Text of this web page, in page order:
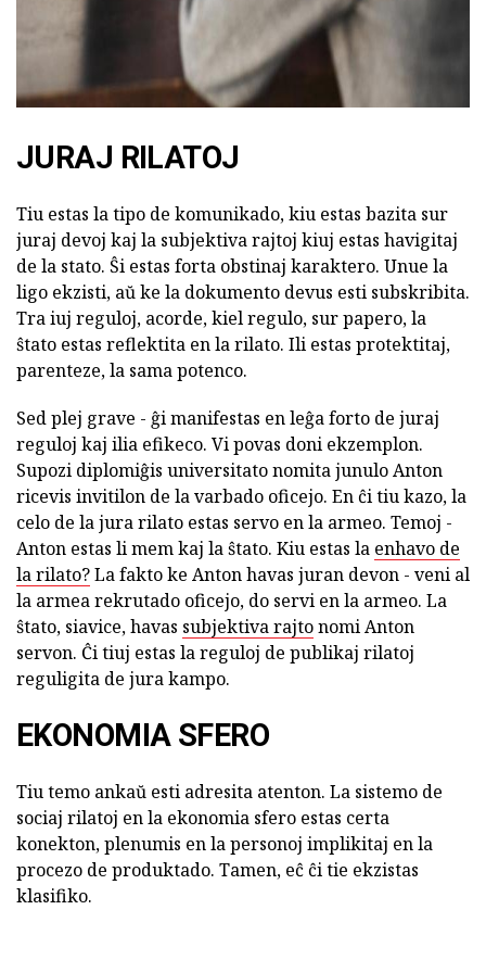
JURAJ RILATOJ
Tiu estas la tipo de komunikado, kiu estas bazita sur
juraj devoj kaj la subjektiva rajtoj kiuj estas havigitaj
de la stato. Ŝi estas forta obstinaj karaktero. Unue la
ligo ekzisti, aŭ ke la dokumento devus esti subskribita.
Tra iuj reguloj, acorde, kiel regulo, sur papero, la
ŝtato estas reflektita en la rilato. Ili estas protektitaj,
parenteze, la sama potenco.
Sed plej grave - ĝi manifestas en leĝa forto de juraj
reguloj kaj ilia efikeco. Vi povas doni ekzemplon.
Supozi diplomiĝis universitato nomita junulo Anton
ricevis invitilon de la varbado oficejo. En ĉi tiu kazo, la
celo de la jura rilato estas servo en la armeo. Temoj -
Anton estas li mem kaj la ŝtato. Kiu estas la enhavo de
la rilato?La fakto ke Anton havas juran devon - veni al
la armea rekrutado oficejo, do servi en la armeo. La
ŝtato, siavice, havas subjektiva rajtonomi Anton
servon. Ĉi tiuj estas la reguloj de publikaj rilatoj
reguligita de jura kampo.
EKONOMIA SFERO
Tiu temo ankaŭ esti adresita atenton. La sistemo de
sociaj rilatoj en la ekonomia sfero estas certa
konekton, plenumis en la personoj implikitaj en la
procezo de produktado. Tamen, eĉ ĉi tie ekzistas
klasifiko.